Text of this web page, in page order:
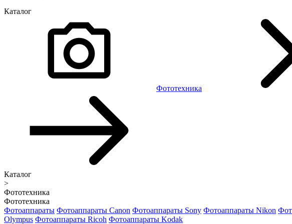
Каталог
Фототехника
Каталог
>
Фототехника
Фототехника
Фотоаппараты Фотоаппараты Canon Фотоаппараты Sony Фотоаппараты Nikon
Olympus Фотоаппараты Ricoh Фотоаппараты Kodak